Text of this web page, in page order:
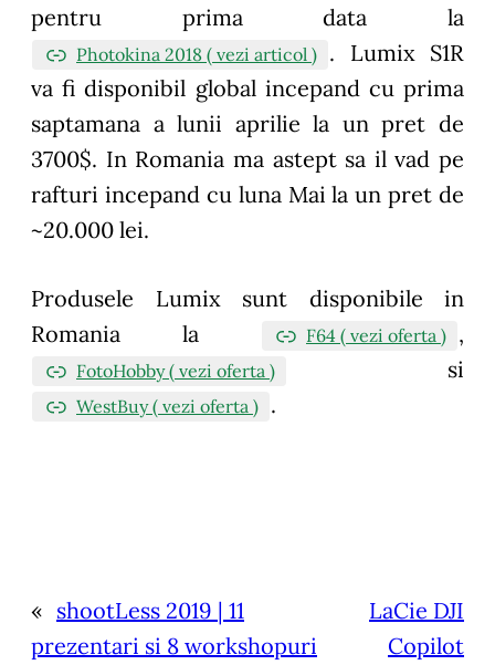
pentru prima data la
Photokina 2018 ( vezi articol ) . Lumix S1R
va fi disponibil global incepand cu prima
saptamana a lunii aprilie la un pret de
3700$. In Romania ma astept sa il vad pe
rafturi incepand cu luna Mai la un pret de
~20.000 lei.
Produsele Lumix sunt disponibile in
Romania la
F64 ( vezi oferta ) ,
FotoHobby ( vezi oferta ) si
WestBuy ( vezi oferta ) .
« shootLess 2019 | 11
prezentari si 8 workshopuri
LaCie DJI
Copilot